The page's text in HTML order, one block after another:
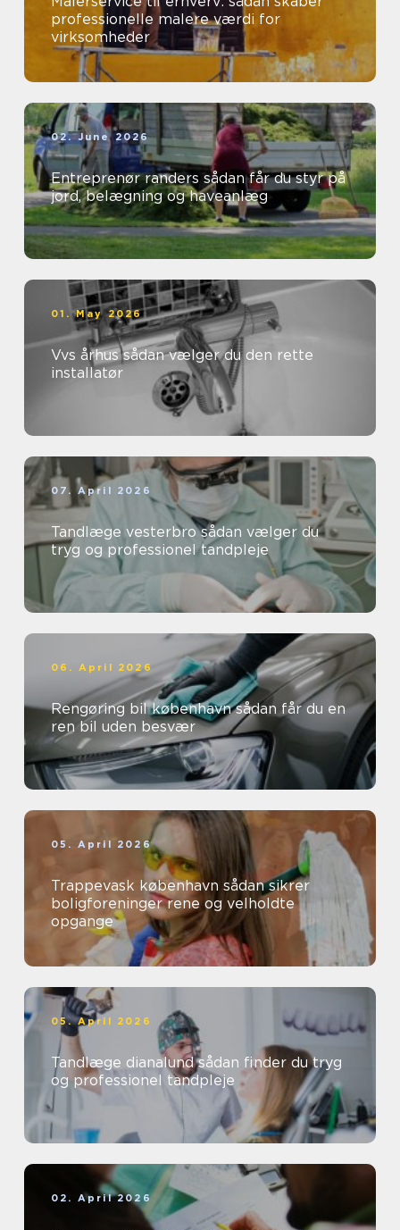
professionelle malere værdi for
virksomheder
02. June 2026
Entreprenør randers sådan får du styr på
jord, belægning og haveanlæg
01. May 2026
Vvs århus sådan vælger du den rette
installatør
07. April 2026
Tandlæge vesterbro sådan vælger du
tryg og professionel tandpleje
06. April 2026
Rengøring bil københavn sådan får du en
ren bil uden besvær
05. April 2026
Trappevask københavn sådan sikrer
boligforeninger rene og velholdte
opgange
05. April 2026
Tandlæge dianalund sådan finder du tryg
og professionel tandpleje
02. April 2026